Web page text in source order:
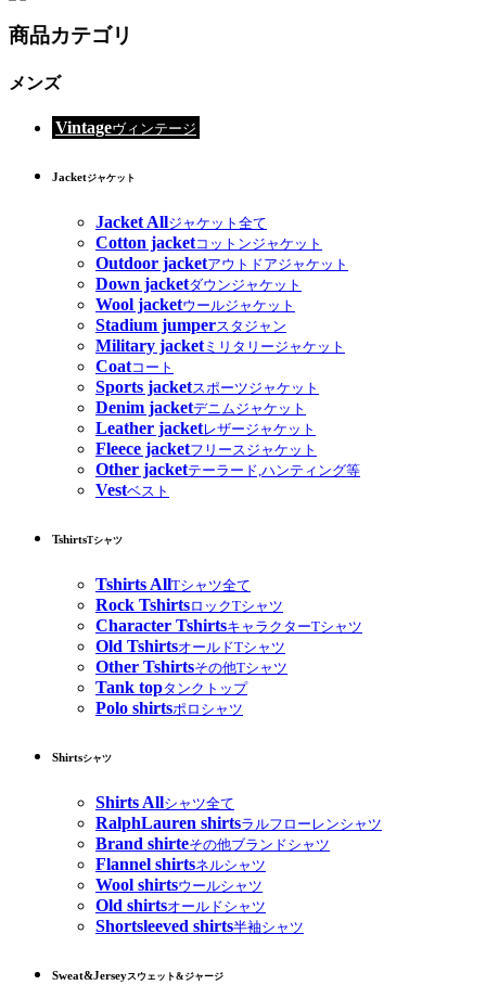
商品カテゴリ
メンズ
Vintageヴィンテージ
Jacketジャケット
Jacket Allジャケット全て
Cotton jacketコットンジャケット
Outdoor jacketアウトドアジャケット
Down jacketダウンジャケット
Wool jacketウールジャケット
Stadium jumperスタジャン
Military jacketミリタリージャケット
Coatコート
Sports jacketスポーツジャケット
Denim jacketデニムジャケット
Leather jacketレザージャケット
Fleece jacketフリースジャケット
Other jacketテーラード,ハンティング等
Vestベスト
TshirtsTシャツ
Tshirts AllTシャツ全て
Rock TshirtsロックTシャツ
Character TshirtsキャラクターTシャツ
Old TshirtsオールドTシャツ
Other Tshirtsその他Tシャツ
Tank topタンクトップ
Polo shirtsポロシャツ
Shirtsシャツ
Shirts Allシャツ全て
RalphLauren shirtsラルフローレンシャツ
Brand shirteその他ブランドシャツ
Flannel shirtsネルシャツ
Wool shirtsウールシャツ
Old shirtsオールドシャツ
Shortsleeved shirts半袖シャツ
Sweat&Jerseyスウェット&ジャージ